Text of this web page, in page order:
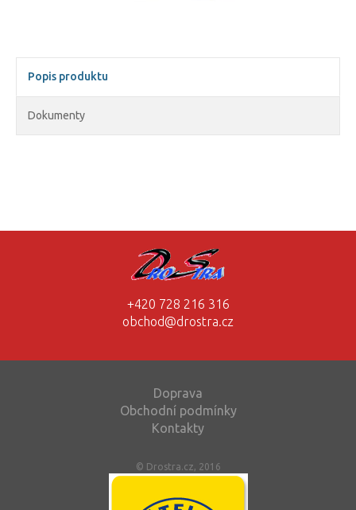
Popis produktu
Dokumenty
+420 728 216 316
obchod@drostra.cz
Doprava
Obchodní podmínky
Kontakty
© Drostra.cz, 2016